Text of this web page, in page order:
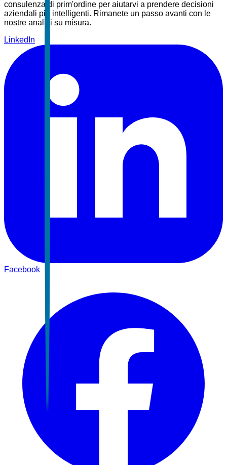
consulenza di prim'ordine per aiutarvi a prendere decisioni
aziendali più intelligenti. Rimanete un passo avanti con le
nostre analisi su misura.
LinkedIn
Facebook